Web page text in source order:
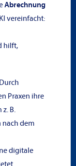
Abrechnung
vereinfacht:
hilft,
Praxen ihre
B.
nach dem
digitale